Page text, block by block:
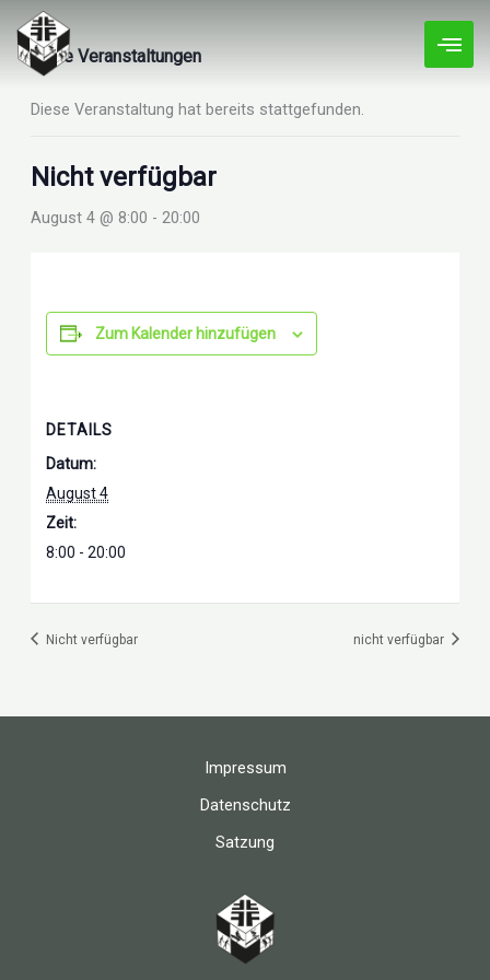
Inhalt
springen« Alle Veranstaltungen
Diese Veranstaltung hat bereits stattgefunden.
Nicht verfügbar
August 4 @ 8:00 - 20:00
Zum Kalender hinzufügen
DETAILS
Datum:
August 4
Zeit:
8:00 - 20:00
Nicht verfügbar nicht verfügbar
Impressum
Datenschutz
Satzung